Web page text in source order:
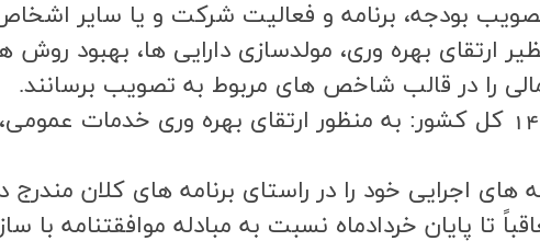
ارتقاي بهره وري، مولدسازي دارايي ها، بهبود
را در قالب شاخص هاي مربوط به تصويب برسانند.
تبصره (19) قانون بودجه سال 1402 کل کشور: به منظور ارتقاي بهره
هاي اجرايي خود را در راستاي برنامه هاي كلان مندرج
تا پايان خردادماه نسبت به مبادله موافقتنامه با